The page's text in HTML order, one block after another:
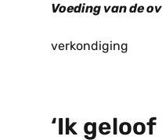
Voeding van de
verkondiging
‘Ik